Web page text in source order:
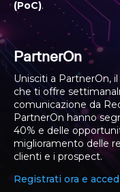
(PoC).
PartnerOn
Unisciti a PartnerOn,
che ti offre
comunicazione da
PartnerOn hanno
40% e delle
miglioramento delle
clienti e i prospect.
Registrati ora e